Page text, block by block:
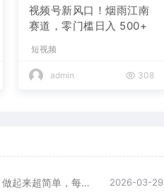
视频号新风口！烟雨江南
赛道，零门槛日入 500+
短视频
admin 308
视频号巨火赛道，心灵SPA赛道，做起来超简单，每天收益800+ 2026-03-29